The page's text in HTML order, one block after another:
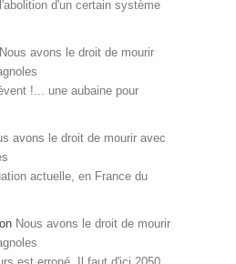
d'un certain système
Nous avons le droit de mourir
!... une aubaine pour
avons le droit de mourir avec
actuelle, en France du
on Nous avons le droit de mourir